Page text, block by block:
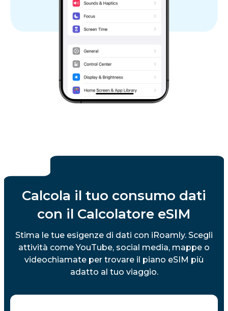
Calcola il tuo consumo dati
con il Calcolatore eSIM
Stima le tue esigenze di dati con iRoamly. Scegli
attività come YouTube, social media, mappe o
videochiamate per trovare il piano eSIM più
adatto al tuo viaggio.